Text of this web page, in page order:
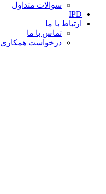
سوالات متداول
IPD
ارتباط با ما
تماس با ما
درخواست همکاری